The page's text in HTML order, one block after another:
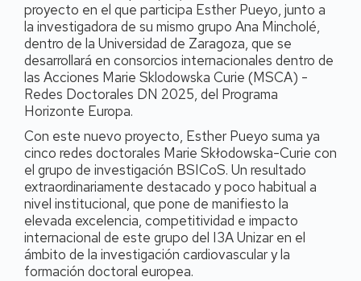
proyecto en el que participa Esther Pueyo, junto a
la investigadora de su mismo grupo Ana Mincholé,
dentro de la Universidad de Zaragoza, que se
desarrollará en consorcios internacionales dentro de
las Acciones Marie Sklodowska Curie (MSCA) -
Redes Doctorales DN 2025, del Programa
Horizonte Europa.
Con este nuevo proyecto, Esther Pueyo suma ya
cinco redes doctorales Marie Skłodowska-Curie con
el grupo de investigación BSICoS. Un resultado
extraordinariamente destacado y poco habitual a
nivel institucional, que pone de manifiesto la
elevada excelencia, competitividad e impacto
internacional de este grupo del I3A Unizar en el
ámbito de la investigación cardiovascular y la
formación doctoral europea.